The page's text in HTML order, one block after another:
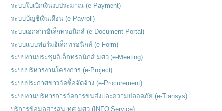
ระบบใบเบิกเงินงบประมาณ (e-Payment)
ระบบบัญชีเงินเดือน (e-Payroll)
ระบบเอกสารอิเล็กทรอนิกส์ (e-Document Portal)
ระบบแบบฟอร์มอิเล็กทรอนิกส์ (e-Form)
ระบบงานประชุมอิเล็กทรอนิกส์ มศว (e-Meeting)
ระบบบริหารงานโครงการ (e-Project)
ระบบประกาศข่าวจัดซื้อจัดจ้าง (e-Procurement)
ระบบงานบริหารการจัดการขนส่งและความปลอดภัย (e-Transys)
บริการข้อมูลสารสนเทศ มศว (INFO Service)